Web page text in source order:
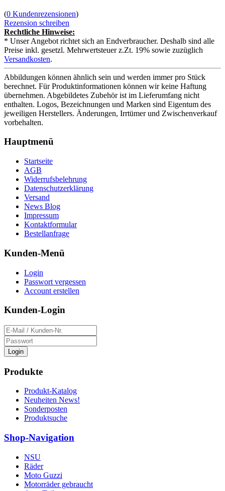
(0 Kundenrezensionen)
Rezension schreiben
Rechtliche Hinweise:
* Unser Angebot richtet sich an Endverbraucher. Deshalb sind alle
Preise inkl. gesetzl. Mehrwertsteuer z.Zt. 19% sowie zuzüglich
Versandkosten.
Abbildungen können ähnlich sein und werden immer pro Stück
berechnet. Für Produktinformationen können wir keine Haftung
übernehmen. Abgebildetes Zubehör ist im Lieferumfang nicht
enthalten. Logos, Bezeichnungen und Marken sind Eigentum des
jeweiligen Herstellers. Änderungen, Irrtümer und Zwischenverkauf
vorbehalten.
Hauptmenü
Startseite
AGB
Widerrufsbelehrung
Datenschutzerklärung
Versand
News Blog
Impressum
Kontaktformular
Bestellanfrage
Kunden-Menü
Login
Passwort vergessen
Account erstellen
Kunden-Login
Login
Produkte
Produkt-Katalog
Neuheiten News!
Sonderposten
Produktsuche
Shop-Navigation
NSU
Räder
Moto Guzzi
Motorräder gebraucht